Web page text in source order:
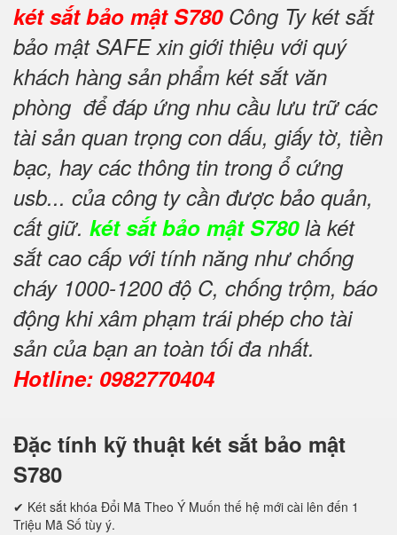
két sắt bảo mật S780 Công Ty két sắt
bảo mật SAFE xin giới thiệu với quý
khách hàng sản phẩm két sắt văn
phòng để đáp ứng nhu cầu lưu trữ các
tài sản quan trọng con dấu, giấy tờ, tiền
bạc, hay các thông tin trong ổ cứng
usb... của công ty cần được bảo quản,
cất giữ. két sắt bảo mật S780là két
sắt cao cấp với tính năng như chống
cháy 1000-1200 độ C, chống trộm, báo
động khi xâm phạm trái phép cho tài
sản của bạn an toàn tối đa nhất.
Hotline: 0982770404
Đặc tính kỹ thuật két sắt bảo mật
S780
✔ Két sắt khóa Đổi Mã Theo Ý Muốn thế hệ mới cài lên đến 1
Triệu Mã Số tùy ý.